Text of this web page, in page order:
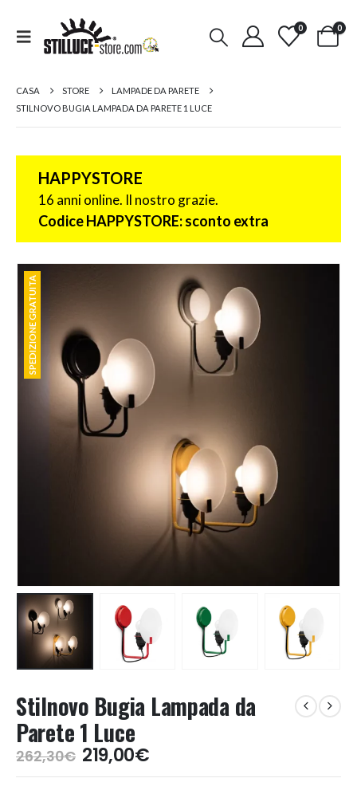
0 0
CASA STORE
LAMPADE DA PARETE
STILNOVO BUGIA LAMPADA DA PARETE 1 LUCE
HAPPYSTORE
16 anni online. Il nostro grazie.
Codice HAPPYSTORE: sconto extra
SPEDIZIONE GRATUITA
SPEDIZIONE GRATUITA
Stilnovo Bugia Lampada da
Parete 1 Luce
262,30€ Il
prezzo
219,00€Il
prezzo